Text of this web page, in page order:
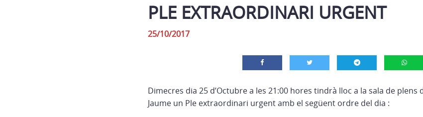
PLE EXTRAORDINARI URGENT
25/10/2017
Dimecres dia 25 d’Octubre a les 21:00 hores tindrà lloc a la sala de plens
Jaume un Ple extraordinari urgentamb el següent ordre del dia :